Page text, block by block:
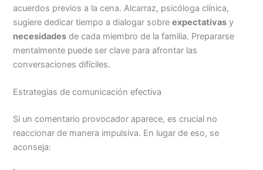
acuerdos previos a la cena. Alcarraz, psicóloga clínica,
sugiere dedicar tiempo a dialogar sobreexpectativas y
necesidades de cada miembro de la familia. Prepararse
mentalmente puede ser clave para afrontar las
conversaciones difíciles.
Estrategias de comunicación efectiva
Si un comentario provocador aparece, es crucial no
reaccionar de manera impulsiva. En lugar de eso, se
aconseja: